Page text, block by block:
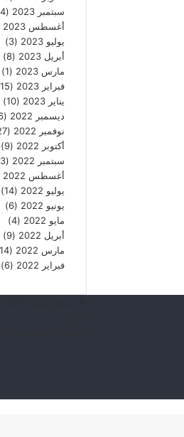
سبتمبر 2023
(4)
أغسطس 2023
يوليو 2023
(3)
أبريل 2023
(8)
مارس 2023
(1)
فبراير 2023
(15)
يناير 2023
(10)
ديسمبر 2022
(36)
نوفمبر 2022
(27)
أكتوبر 2022
(9)
سبتمبر 2022
(13)
أغسطس 2022
يوليو 2022
(14)
يونيو 2022
(6)
مايو 2022
(4)
أبريل 2022
(9)
مارس 2022
(14)
فبراير 2022
(6)